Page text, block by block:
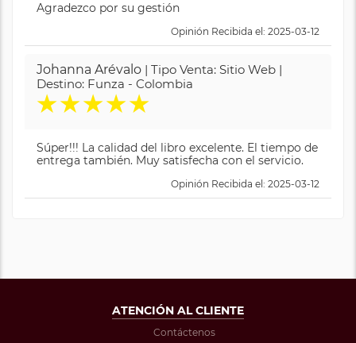
Agradezco por su gestión
Opinión Recibida el: 2025-03-12
Johanna Arévalo | Tipo Venta: Sitio Web |
Destino: Funza - Colombia
★★★★★
Súper!!! La calidad del libro excelente. El tiempo de
entrega también. Muy satisfecha con el servicio.
Opinión Recibida el: 2025-03-12
ATENCIÓN AL CLIENTE
Contáctenos